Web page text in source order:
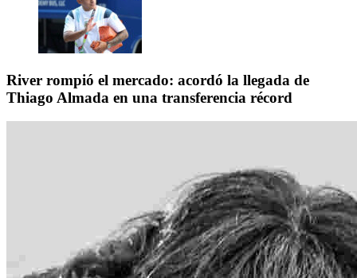
River rompió el mercado: acordó la llegada de
Thiago Almada en una transferencia récord